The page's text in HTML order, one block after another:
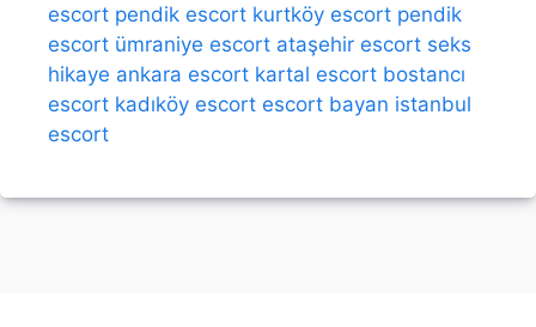
escort pendik escort kurtköy escort pendik
escort ümraniye escort ataşehir escort seks
hikaye ankara escort kartal escort bostancı
escort kadıköy escort escort bayan istanbul
escort